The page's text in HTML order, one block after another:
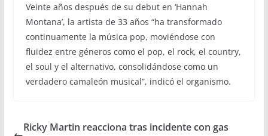
Veinte años después de su debut en ‘Hannah
Montana’, la artista de 33 años “ha transformado
continuamente la música pop, moviéndose con
fluidez entre géneros como el pop, el rock, el country,
el soul y el alternativo, consolidándose como un
verdadero camaleón musical”, indicó el organismo.
Ricky Martin reacciona tras incidente con gas